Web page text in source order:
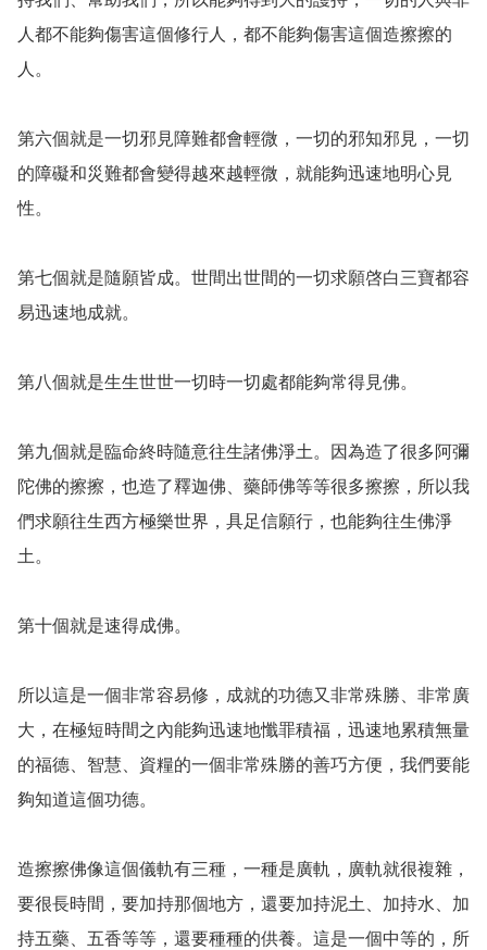
人都不能夠傷害這個修行人，都不能夠傷害這個造擦擦的
人。
第六個就是一切邪見障難都會輕微，一切的邪知邪見，一切
的障礙和災難都會變得越來越輕微，就能夠迅速地明心見
性。
第七個就是隨願皆成。世間出世間的一切求願啓白三寶都容
易迅速地成就。
第八個就是生生世世一切時一切處都能夠常得見佛。
第九個就是臨命終時隨意往生諸佛淨土。因為造了很多阿彌
陀佛的擦擦，也造了釋迦佛、藥師佛等等很多擦擦，所以我
們求願往生西方極樂世界，具足信願行，也能夠往生佛淨
土。
第十個就是速得成佛。
所以這是一個非常容易修，成就的功德又非常殊勝、非常廣
大，在極短時間之內能夠迅速地懺罪積福，迅速地累積無量
的福德、智慧、資糧的一個非常殊勝的善巧方便，我們要能
夠知道這個功德。
造擦擦佛像這個儀軌有三種，一種是廣軌，廣軌就很複雜，
要很長時間，要加持那個地方，還要加持泥土、加持水、加
持五藥、五香等等，還要種種的供養。這是一個中等的，所